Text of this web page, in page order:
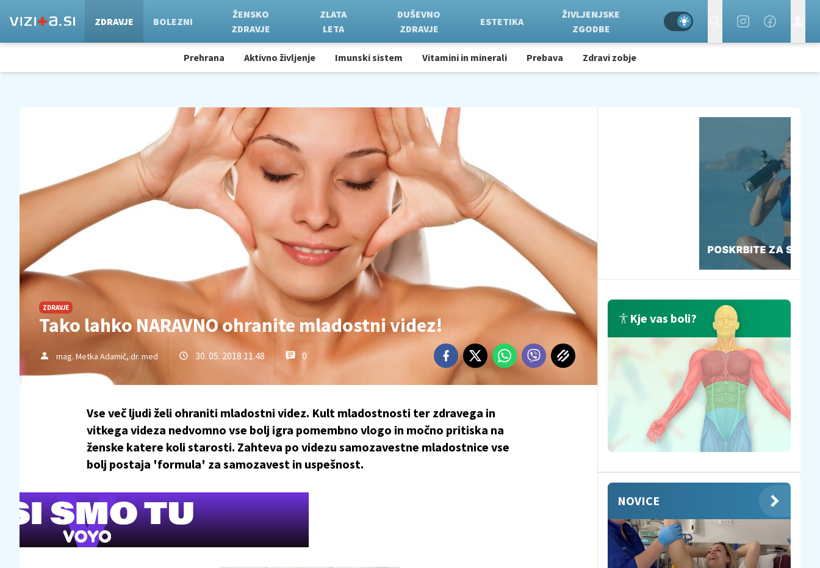
ZDRAVJE BOLEZNI
ŽENSKO
ZDRAVJE
ZLATA
LETA
DUŠEVNO
ZDRAVJE
ESTETIKA
ŽIVLJENJSKE
ZGODBE
Prehrana Aktivno življenje Imunski sistem Vitamini in minerali Prebava Zdravi zobje
ZDRAVJE
Tako lahko NARAVNO ohranite mladostni videz!
mag. Metka Adamič, dr. med 30. 05. 2018 11.48 0
Vse več ljudi želi ohraniti mladostni videz. Kult mladostnosti ter zdravega in
vitkega videza nedvomno vse bolj igra pomembno vlogo in močno pritiska na
ženske katere koli starosti. Zahteva po videzu samozavestne mladostnice vse
bolj postaja 'formula' za samozavest in uspešnost.
Kje vas boli?
NOVICE